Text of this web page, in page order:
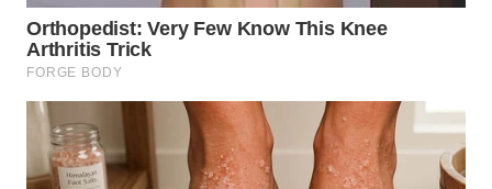
TANJUNG
LESUNG
WN
KARO